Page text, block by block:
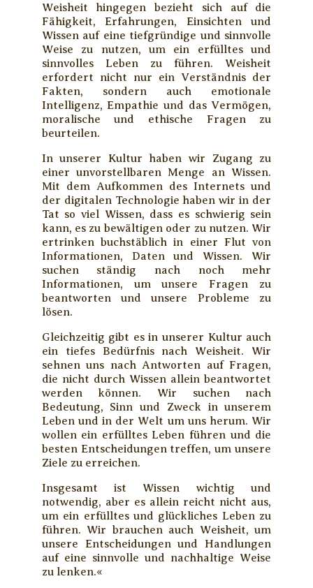
Weisheit hingegen bezieht sich auf die
Fähigkeit, Erfahrungen, Einsichten und
Wissen auf eine tiefgründige und sinnvolle
Weise zu nutzen, um ein erfülltes und
sinnvolles Leben zu führen. Weisheit
erfordert nicht nur ein Verständnis der
Fakten, sondern auch emotionale
Intelligenz, Empathie und das Vermögen,
moralische und ethische Fragen zu
beurteilen.
In unserer Kultur haben wir Zugang zu
einer unvorstellbaren Menge an Wissen.
Mit dem Aufkommen des Internets und
der digitalen Technologie haben wir in der
Tat so viel Wissen, dass es schwierig sein
kann, es zu bewältigen oder zu nutzen. Wir
ertrinken buchstäblich in einer Flut von
Informationen, Daten und Wissen. Wir
suchen ständig nach noch mehr
Informationen, um unsere Fragen zu
beantworten und unsere Probleme zu
lösen.
Gleichzeitig gibt es in unserer Kultur auch
ein tiefes Bedürfnis nach Weisheit. Wir
sehnen uns nach Antworten auf Fragen,
die nicht durch Wissen allein beantwortet
werden können. Wir suchen nach
Bedeutung, Sinn und Zweck in unserem
Leben und in der Welt um uns herum. Wir
wollen ein erfülltes Leben führen und die
besten Entscheidungen treffen, um unsere
Ziele zu erreichen.
Insgesamt ist Wissen wichtig und
notwendig, aber es allein reicht nicht aus,
um ein erfülltes und glückliches Leben zu
führen. Wir brauchen auch Weisheit, um
unsere Entscheidungen und Handlungen
auf eine sinnvolle und nachhaltige Weise
zu lenken.«